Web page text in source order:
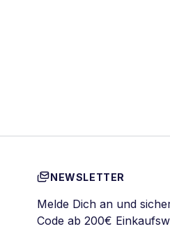
NEWSLETTER
Melde Dich an und
Code ab 200€